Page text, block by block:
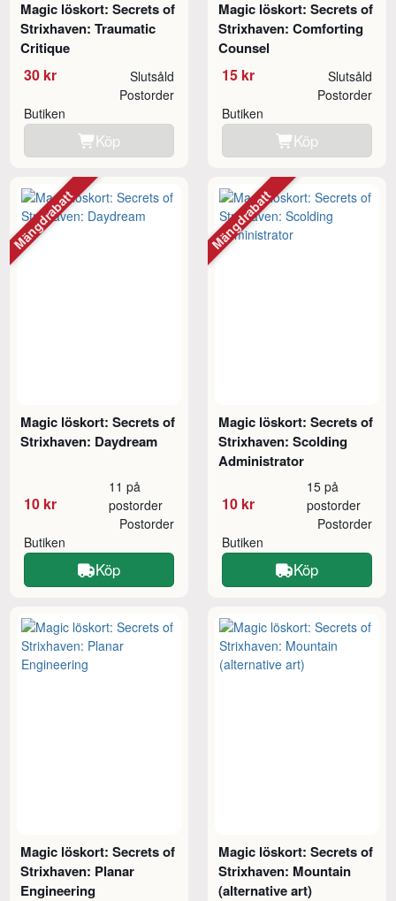
Magic löskort: Secrets of
Strixhaven: Traumatic
Critique
30 kr Slutsåld
Butiken
Postorder
Köp
Magic löskort: Secrets of
Strixhaven: Comforting
Counsel
15 kr Slutsåld
Butiken
Postorder
Köp
Magic löskort: Secrets of
Strixhaven: Daydream
10 kr
11 på
postorder
Butiken
Postorder
Köp
Mängdrabatt
Magic löskort: Secrets of
Strixhaven: Scolding
Administrator
10 kr
15 på
postorder
Butiken
Postorder
Köp
Mängdrabatt
Magic löskort: Secrets of
Strixhaven: Planar
Engineering
Magic löskort: Secrets of
Strixhaven: Mountain
(alternative art)